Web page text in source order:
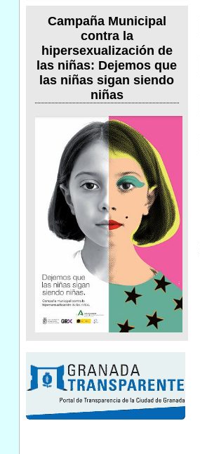
Campaña Municipal
contra la
hipersexualización de
las niñas: Dejemos que
las niñas sigan siendo
niñas